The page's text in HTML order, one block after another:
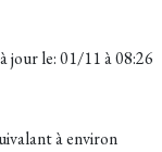
jour le:01/11 à 08:26
à environ